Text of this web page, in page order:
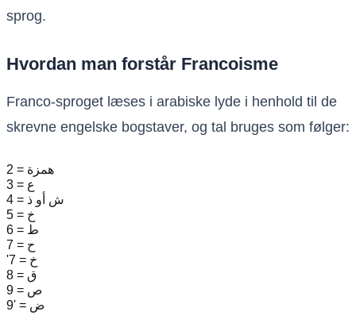
sprog.
Hvordan man forstår Francoisme
Franco-sproget læses i arabiske lyde i henhold til de
skrevne engelske bogstaver, og tal bruges som følger:
2 = همزة
3 = ع
4 = ش أو ذ
5 = خ
6 = ط
7 = ح
'7 = خ
8 = ق
9 = ص
9' = ض